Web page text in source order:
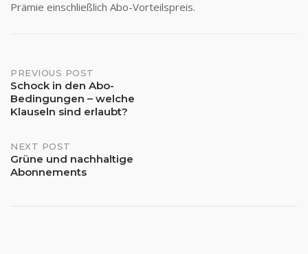
Prämie einschließlich Abo-Vorteilspreis.
Post
navigation
PREVIOUS POST
Schock in den Abo-
Bedingungen – welche
Klauseln sind erlaubt?
NEXT POST
Grüne und nachhaltige
Abonnements